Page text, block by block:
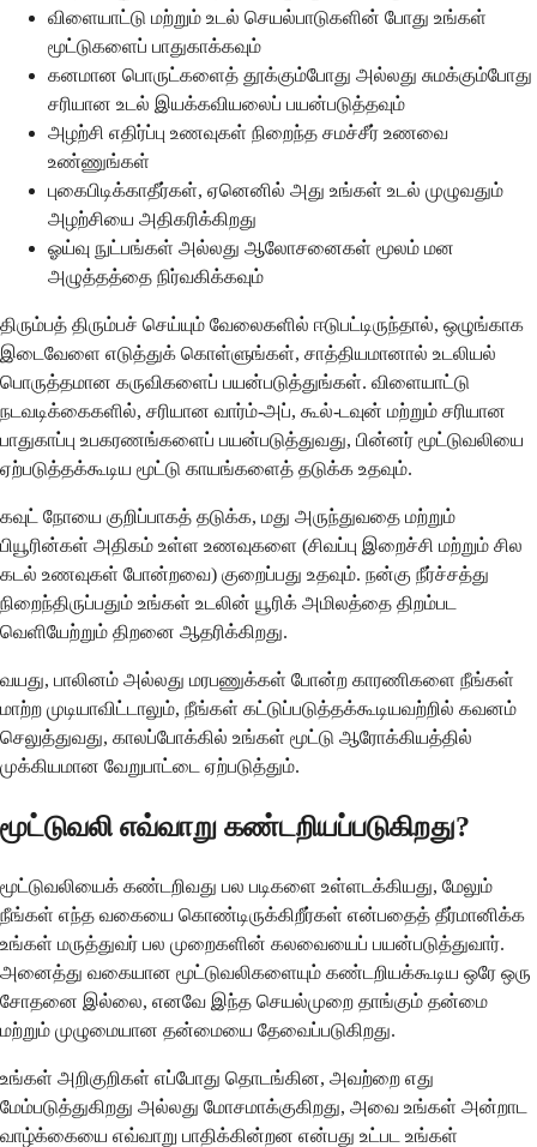
விளையாட்டு மற்றும் உடல் செயல்பாடுகளின் போது உங்கள்
மூட்டுகளைப் பாதுகாக்கவும்
கனமான பொருட்களைத் தூக்கும்போது அல்லது சுமக்கும்போது
சரியான உடல் இயக்கவியலைப் பயன்படுத்தவும்
அழற்சி எதிர்ப்பு உணவுகள் நிறைந்த சமச்சீர் உணவை
உண்ணுங்கள்
புகைபிடிக்காதீர்கள், ஏனெனில் அது உங்கள் உடல் முழுவதும்
அழற்சியை அதிகரிக்கிறது
ஓய்வு நுட்பங்கள் அல்லது ஆலோசனைகள் மூலம் மன
அழுத்தத்தை நிர்வகிக்கவும்
திரும்பத் திரும்பச் செய்யும் வேலைகளில் ஈடுபட்டிருந்தால், ஒழுங்காக
இடைவேளை எடுத்துக் கொள்ளுங்கள், சாத்தியமானால் உடலியல்
பொருத்தமான கருவிகளைப் பயன்படுத்துங்கள். விளையாட்டு
நடவடிக்கைகளில், சரியான வார்ம்-அப், கூல்-டவுன் மற்றும் சரியான
பாதுகாப்பு உபகரணங்களைப் பயன்படுத்துவது, பின்னர் மூட்டுவலியை
ஏற்படுத்தக்கூடிய மூட்டு காயங்களைத் தடுக்க உதவும்.
கவுட் நோயை குறிப்பாகத் தடுக்க, மது அருந்துவதை மற்றும்
பியூரின்கள் அதிகம் உள்ள உணவுகளை (சிவப்பு இறைச்சி மற்றும் சில
கடல் உணவுகள் போன்றவை) குறைப்பது உதவும். நன்கு நீர்ச்சத்து
நிறைந்திருப்பதும் உங்கள் உடலின் யூரிக் அமிலத்தை திறம்பட
வெளியேற்றும் திறனை ஆதரிக்கிறது.
வயது, பாலினம் அல்லது மரபணுக்கள் போன்ற காரணிகளை நீங்கள்
மாற்ற முடியாவிட்டாலும், நீங்கள் கட்டுப்படுத்தக்கூடியவற்றில் கவனம்
செலுத்துவது, காலப்போக்கில் உங்கள் மூட்டு ஆரோக்கியத்தில்
முக்கியமான வேறுபாட்டை ஏற்படுத்தும்.
மூட்டுவலி எவ்வாறு கண்டறியப்படுகிறது?
மூட்டுவலியைக் கண்டறிவது பல படிகளை உள்ளடக்கியது, மேலும்
நீங்கள் எந்த வகையை கொண்டிருக்கிறீர்கள் என்பதைத் தீர்மானிக்க
உங்கள் மருத்துவர் பல முறைகளின் கலவையைப் பயன்படுத்துவார்.
அனைத்து வகையான மூட்டுவலிகளையும் கண்டறியக்கூடிய ஒரே ஒரு
சோதனை இல்லை, எனவே இந்த செயல்முறை தாங்கும் தன்மை
மற்றும் முழுமையான தன்மையை தேவைப்படுகிறது.
உங்கள் அறிகுறிகள் எப்போது தொடங்கின, அவற்றை எது
மேம்படுத்துகிறது அல்லது மோசமாக்குகிறது, அவை உங்கள் அன்றாட
வாழ்க்கையை எவ்வாறு பாதிக்கின்றன என்பது உட்பட உங்கள்